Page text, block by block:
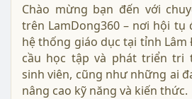
Chào mừng bạn đến với
trên LamDong360 – nơi hội tụ
hệ thống giáo dục tại tỉnh
cầu học tập và phát triển tri
sinh viên, cũng như những ai
nâng cao kỹ năng và kiến thức.